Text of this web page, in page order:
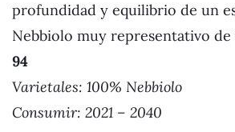
profundidad y equilibrio de un
Nebbiolo muy representativo de
94
Varietales: 100% Nebbiolo
Consumir: 2021 – 2040